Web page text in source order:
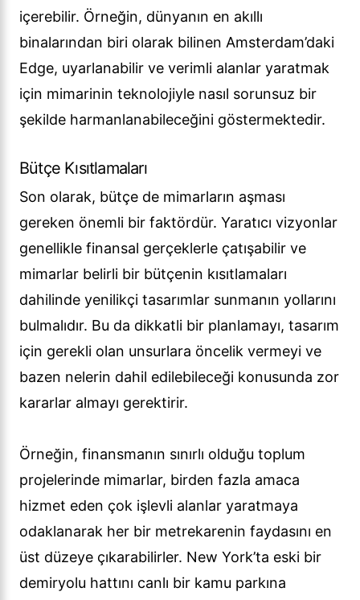
içerebilir. Örneğin, dünyanın en akıllı
binalarından biri olarak bilinen Amsterdam’daki
Edge, uyarlanabilir ve verimli alanlar yaratmak
için mimarinin teknolojiyle nasıl sorunsuz bir
şekilde harmanlanabileceğini göstermektedir.
Bütçe Kısıtlamaları
Son olarak, bütçe de mimarların aşması
gereken önemli bir faktördür. Yaratıcı vizyonlar
genellikle finansal gerçeklerle çatışabilir ve
mimarlar belirli bir bütçenin kısıtlamaları
dahilinde yenilikçi tasarımlar sunmanın yollarını
bulmalıdır. Bu da dikkatli bir planlamayı, tasarım
için gerekli olan unsurlara öncelik vermeyi ve
bazen nelerin dahil edilebileceği konusunda zor
kararlar almayı gerektirir.
Örneğin, finansmanın sınırlı olduğu toplum
projelerinde mimarlar, birden fazla amaca
hizmet eden çok işlevli alanlar yaratmaya
odaklanarak her bir metrekarenin faydasını en
üst düzeye çıkarabilirler. New York’ta eski bir
demiryolu hattını canlı bir kamu parkına